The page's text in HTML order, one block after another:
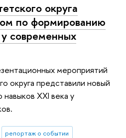
округа
по формированию
современных
мероприятий
округа представили новый
XXI века у
репортаж о событии